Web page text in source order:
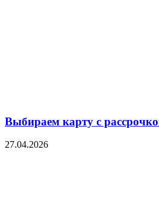
Выбираем карту с
27.04.2026